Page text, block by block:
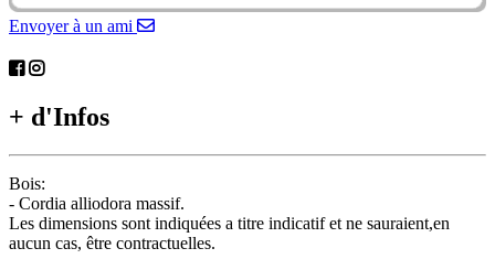
Envoyer à un ami
+ d'Infos
Bois:
- Cordia alliodora massif.
Les dimensions sont indiquées a titre indicatif et ne sauraient,en
aucun cas, être contractuelles.